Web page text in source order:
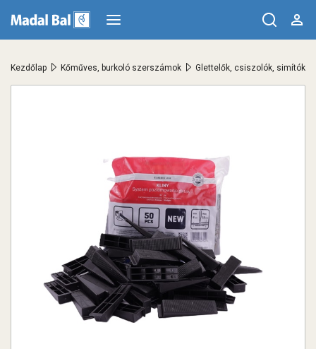
Kezdőlap > Kőműves, burkoló szerszámok > Glettelők, csiszolók, simítók